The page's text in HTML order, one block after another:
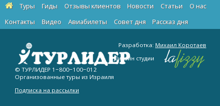
Туры Гиды Отзывы клиентов Новости Статьи
О нас
Контакты
Видео Авиабилеты Cовет дня Рассказ дня
© ТУРЛИДЕР 1−800−100−012
Организованные туры из Израиля
Подписка на рассылки
Разработка: Михаил Коротаев
Дизайн студии